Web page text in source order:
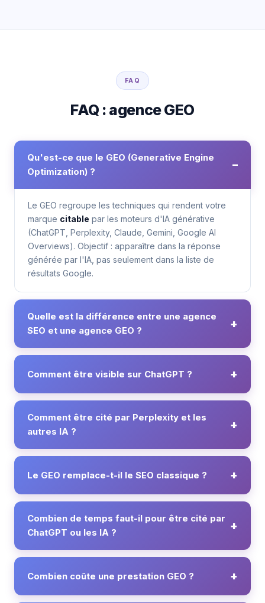
FAQ
FAQ : agence GEO
Qu'est-ce que le GEO (Generative Engine
Optimization) ?
Le GEO regroupe les techniques qui rendent votre
marque citable par les moteurs d'IA générative
(ChatGPT, Perplexity, Claude, Gemini, Google AI
Overviews). Objectif : apparaître dans la réponse
générée par l'IA, pas seulement dans la liste de
résultats Google.
Quelle est la différence entre une agence
SEO et une agence GEO ?
Comment être visible sur ChatGPT ?
Comment être cité par Perplexity et les
autres IA ?
Le GEO remplace-t-il le SEO classique ?
Combien de temps faut-il pour être cité par
ChatGPT ou les IA ?
Combien coûte une prestation GEO ?